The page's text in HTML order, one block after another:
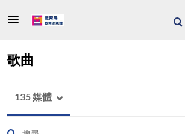
歌曲
135 媒體